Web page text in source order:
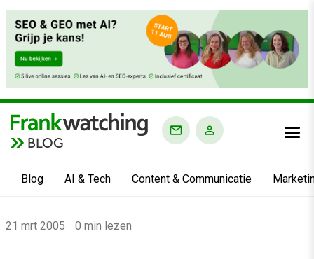
BLOG
Blog AI & Tech Content & Communicatie
›
21 mrt 2005 0 min lezen